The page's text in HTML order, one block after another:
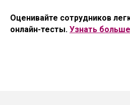
Оценивайте сотрудников
онлайн-тесты. Узнать больше